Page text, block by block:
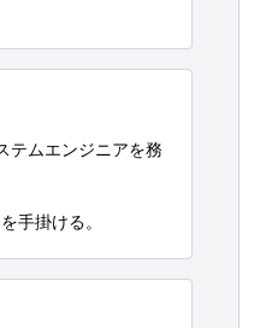
テムエンジニアを務
手掛ける。